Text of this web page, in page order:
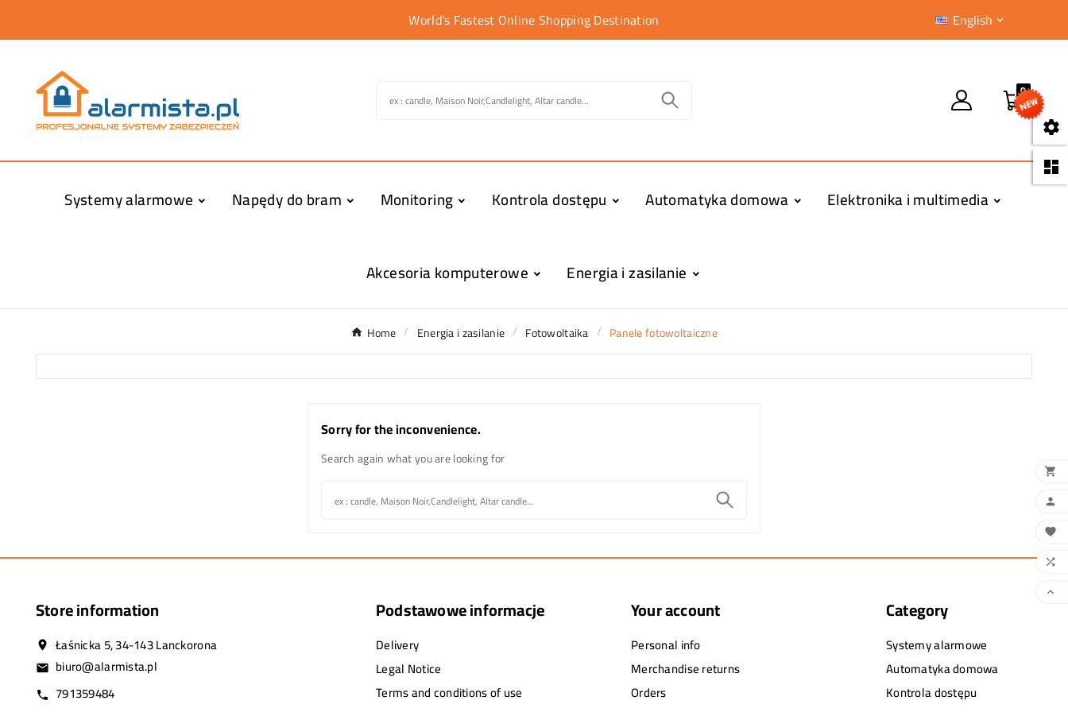


World's Fastest Online Shopping Destination English 
0
Systemy alarmowe Napędy do bram Monitoring Kontrola dostępu Automatyka domowa Elektronika i multimedia
Akcesoria komputerowe Energia i zasilanie
Home Energia i zasilanie Fotowoltaika Panele fotowoltaiczne
Sorry for the inconvenience.
Search again what you are looking for
Store information
location_on Łaśnicka 5, 34-143 Lanckorona
email biuro@alarmista.pl
call 791359484
Podstawowe informacje
Delivery
Legal Notice
Terms and conditions of use
Your account
Personal info
Merchandise returns
Orders
Category
Systemy alarmowe
Automatyka domowa
Kontrola dostępu




